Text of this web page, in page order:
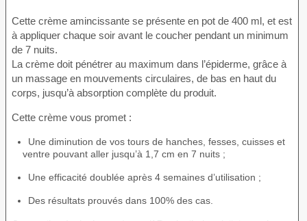
Cette crème amincissante se présente en pot de 400 ml, et est
à appliquer chaque soir avant le coucher pendant un minimum
de 7 nuits.
La crème doit pénétrer au maximum dans l’épiderme, grâce à
un massage en mouvements circulaires, de bas en haut du
corps, jusqu’à absorption complète du produit.
Cette crème vous promet :
Une diminution de vos tours de hanches, fesses, cuisses et
ventre pouvant aller jusqu’à 1,7 cm en 7 nuits ;
Une efficacité doublée après 4 semaines d’utilisation ;
Des résultats prouvés dans 100% des cas.